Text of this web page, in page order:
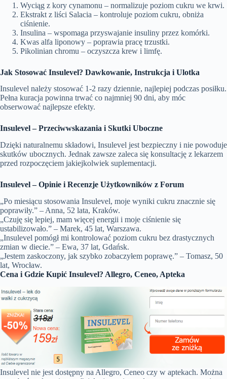
Wyciąg z kory cynamonu – normalizuje poziom cukru we krwi.
Ekstrakt z liści Salacia – kontroluje poziom cukru, obniża
ciśnienie.
Insulina – wspomaga przyswajanie insuliny przez komórki.
Kwas alfa liponowy – poprawia pracę trzustki.
Pikolinian chromu – oczyszcza krew i limfę.
Jak Stosować Insulevel? Dawkowanie, Instrukcja i Ulotka
Insulevel należy stosować 1-2 razy dziennie, najlepiej podczas posiłku.
Pełna kuracja powinna trwać co najmniej 90 dni, aby móc
obserwować najlepsze efekty.
Insulevel – Przeciwwskazania i Skutki Uboczne
Dzięki naturalnemu składowi, Insulevel jest bezpieczny i nie powoduje
skutków ubocznych. Jednak zawsze zaleca się konsultację z lekarzem
przed rozpoczęciem jakiejkolwiek suplementacji.
Insulevel – Opinie i Recenzje Użytkowników z Forum
„Po miesiącu stosowania Insulevel, moje wyniki cukru znacznie się
poprawiły.” – Anna, 52 lata, Kraków.
„Czuję się lepiej, mam więcej energii i moje ciśnienie się
ustabilizowało.” – Marek, 45 lat, Warszawa.
„Insulevel pomógł mi kontrolować poziom cukru bez drastycznych
zmian w diecie.” – Ewa, 37 lat, Gdańsk.
„Jestem zaskoczony, jak szybko zobaczyłem poprawę.” – Tomasz, 50
lat, Wrocław.
Cena i Gdzie Kupić Insulevel? Allegro, Ceneo, Apteka
Insulevel nie jest dostępny na Allegro, Ceneo czy w aptekach. Można